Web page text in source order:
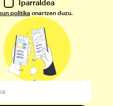
Iparraldea
politika onartzen duzu.